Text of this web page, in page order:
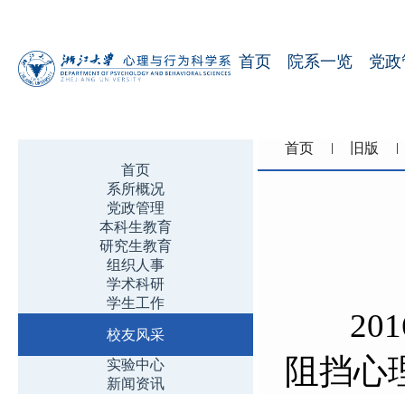
首页 院系一览 党
首页
系所概况
党政管理
本科生教育
研究生教育
组织人事
学术科研
学生工作
校友风采
实验中心
新闻资讯
首页 旧版
阻挡心